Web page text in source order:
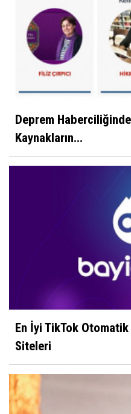
Deprem
Kaynakların...
En İyi TikTok
Siteleri